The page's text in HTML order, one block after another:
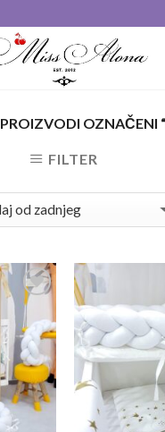
PROIZVODI OZNAČENI
FILTER